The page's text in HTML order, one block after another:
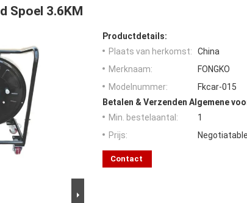
Spoel 3.6KM
Productdetails:
Plaats van herkomst:
China
Merknaam:
FONGKO
Modelnummer:
Fkcar-015
Betalen & Verzenden Algemene
Min. bestelaantal:
1
Prijs:
Negotiatable
Contact